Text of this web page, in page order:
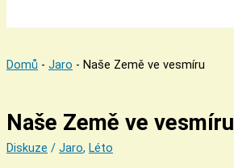
Domů - Jaro - Naše Země ve vesmíru
Naše Země ve vesmíru
Diskuze / Jaro, Léto